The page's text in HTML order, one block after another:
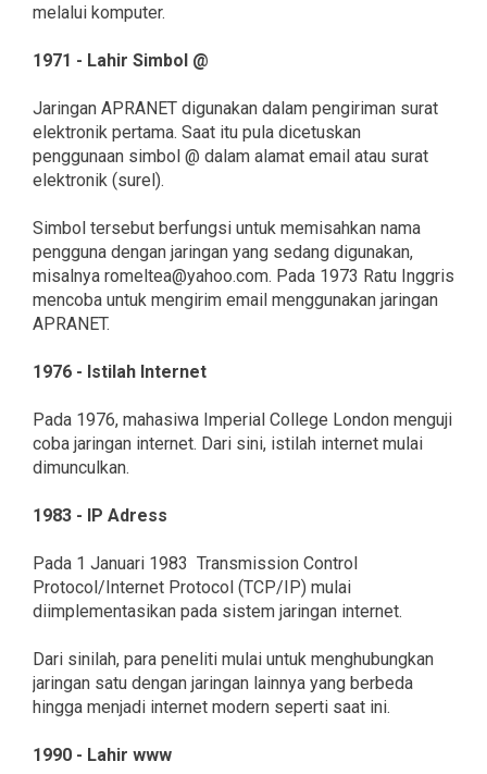
melalui komputer.
1971 - Lahir Simbol @
Jaringan APRANET digunakan dalam pengiriman surat
elektronik pertama. Saat itu pula dicetuskan
penggunaan simbol @ dalam alamat email atau surat
elektronik (surel).
Simbol tersebut berfungsi untuk memisahkan nama
pengguna dengan jaringan yang sedang digunakan,
misalnya romeltea@yahoo.com. Pada 1973 Ratu Inggris
mencoba untuk mengirim email menggunakan jaringan
APRANET.
1976 - Istilah Internet
Pada 1976, mahasiwa Imperial College London menguji
coba jaringan internet. Dari sini, istilah internet mulai
dimunculkan.
1983 - IP Adress
Pada 1 Januari 1983 Transmission Control
Protocol/Internet Protocol (TCP/IP) mulai
diimplementasikan pada sistem jaringan internet.
Dari sinilah, para peneliti mulai untuk menghubungkan
jaringan satu dengan jaringan lainnya yang berbeda
hingga menjadi internet modern seperti saat ini.
1990 - Lahir www